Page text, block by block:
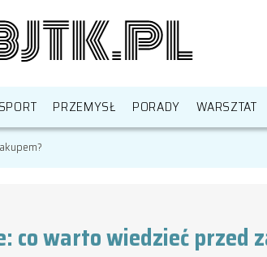
PRZEMYSŁ PORADY WARSZTAT
co warto wiedzieć przed